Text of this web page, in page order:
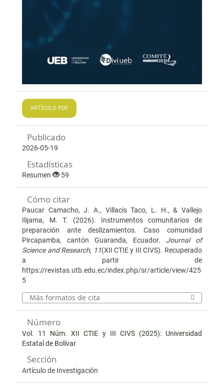
ARTÍCULO PDF
Publicado
2026-05-19
Estadísticas
Resumen 59
Cómo citar
Paucar Camacho, J. A., Villacis Taco, L. H., & Vallejo
Ilijama, M. T. (2026). Instrumentos comunitarios de
preparación ante deslizamientos. Caso comunidad
Pircapamba, cantón Guaranda, Ecuador. Journal of
Science and Research, 11(XII CTIE y III CIVS). Recuperado
a partir de
https://revistas.utb.edu.ec/index.php/sr/article/view/425
5
Más formatos de cita
Número
Vol. 11 Núm. XII CTIE y III CIVS (2025): Universidad
Estatal de Bolívar
Sección
Artículo de Investigación